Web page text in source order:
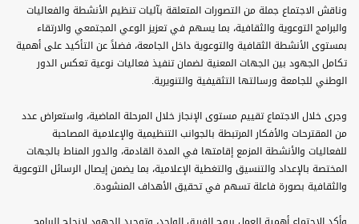
وناقش الاجتماع جملة من التصورات المتعلقة بآليات تنظيم الأنشطة والفعاليات
والبرامج التوعوية والثقافية، بما يسهم في تعزيز الوعي المجتمعي والارتقاء
بمستوى الأنشطة الثقافية والتوعوية داخل الجامعة، فضلاً عن التأكيد على أهمية
تكامل الجهود بين الجهات المعنية لضمان تنفيذ فعاليات نوعية تعكس الدور
الوطني للجامعة ورسالتها التثقيفية والتنويرية.
وجرى خلال الاجتماع تقييم مستوى الإنجاز خلال المرحلة الماضية، واستعراض عدد
من المقترحات والأفكار المرتبطة بالجوانب التنظيمية والإعلامية المصاحبة
للفعاليات والأنشطة المزمع إقامتها في المدة القادمة، والدور المناط بالجهات
المختصة بالإعداد والتنسيق والتغطية الإعلامية، بما يضمن إيصال الرسائل التوعوية
والثقافية بصورة فاعلة تسهم في تحقيق الأهداف المنشودة.